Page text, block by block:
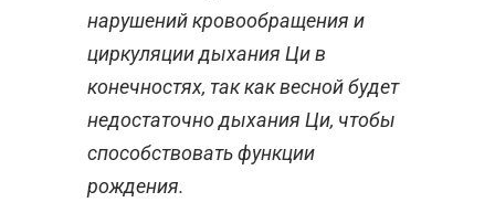
нарушений кровообращения и
циркуляции дыхания Ци в
конечностях, так как весной будет
недостаточно дыхания Ци, чтобы
способствовать функции
рождения.